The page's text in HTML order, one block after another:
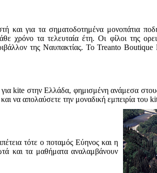
και για τα σηματοδοτημένα μονοπάτια
χρόνο τα τελευταία έτη. Οι φίλοι της
της Ναυπακτίας. Το Treanto Boutique
kite στην Ελλάδα, φημισμένη ανάμεσα
να απολαύσετε την μοναδική εμπειρία του
τότε ο ποταμός Εύηνος και η
και τα μαθήματα αναλαμβάνουν